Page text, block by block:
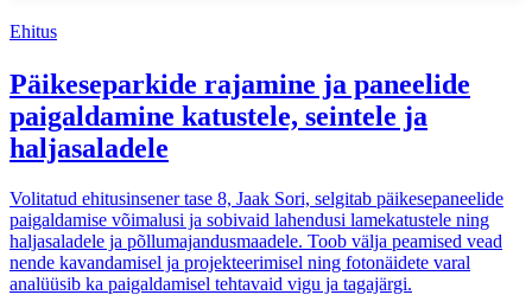
Ehitus
Päikeseparkide rajamine ja paneelide
paigaldamine katustele, seintele ja
haljasaladele
Volitatud ehitusinsener tase 8, Jaak Sori, selgitab päikesepaneelide
paigaldamise võimalusi ja sobivaid lahendusi lamekatustele ning
haljasaladele ja põllumajandusmaadele. Toob välja peamised vead
nende kavandamisel ja projekteerimisel ning fotonäidete varal
analüüsib ka paigaldamisel tehtavaid vigu ja tagajärgi.